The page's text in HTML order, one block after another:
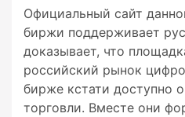
Официальный сайт
биржи поддерживает
доказывает, что
российский рынок
бирже кстати доступно
торговли. Вместе они